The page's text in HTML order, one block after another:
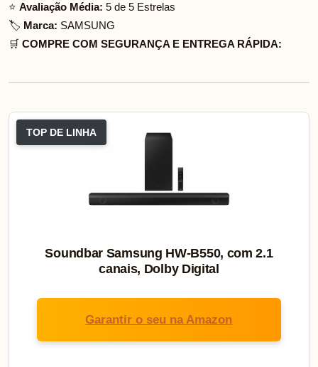
⭐ Avaliação Média: 5 de 5 Estrelas
🏷️ Marca: SAMSUNG
🛒 COMPRE COM SEGURANÇA E ENTREGA RÁPIDA:
TOP DE LINHA
Soundbar Samsung HW-B550, com 2.1
canais, Dolby Digital
Garantir o seu na Amazon